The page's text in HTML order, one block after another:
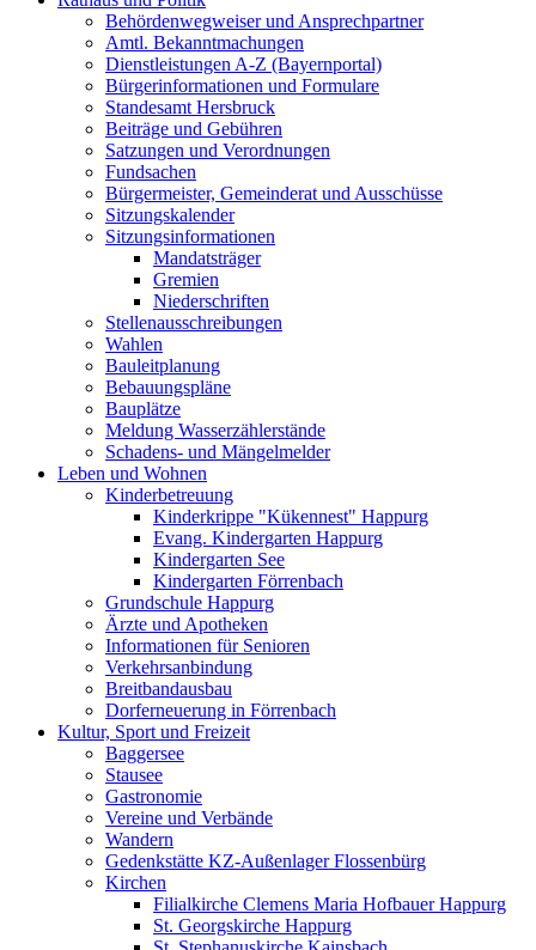
Behördenwegweiser und Ansprechpartner
Amtl. Bekanntmachungen
Dienstleistungen A-Z (Bayernportal)
Bürgerinformationen und Formulare
Standesamt Hersbruck
Beiträge und Gebühren
Satzungen und Verordnungen
Fundsachen
Bürgermeister, Gemeinderat und Ausschüsse
Sitzungskalender
Sitzungsinformationen
Mandatsträger
Gremien
Niederschriften
Stellenausschreibungen
Wahlen
Bauleitplanung
Bebauungspläne
Bauplätze
Meldung Wasserzählerstände
Schadens- und Mängelmelder
Leben und Wohnen
Kinderbetreuung
Kinderkrippe "Kükennest" Happurg
Evang. Kindergarten Happurg
Kindergarten See
Kindergarten Förrenbach
Grundschule Happurg
Ärzte und Apotheken
Informationen für Senioren
Verkehrsanbindung
Breitbandausbau
Dorferneuerung in Förrenbach
Kultur, Sport und Freizeit
Baggersee
Stausee
Gastronomie
Vereine und Verbände
Wandern
Gedenkstätte KZ-Außenlager Flossenbürg
Kirchen
Filialkirche Clemens Maria Hofbauer Happurg
St. Georgskirche Happurg